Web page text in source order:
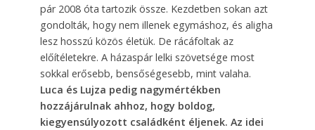
pár 2008 óta tartozik össze. Kezdetben sokan azt
gondolták, hogy nem illenek egymáshoz, és aligha
lesz hosszú közös életük. De rácáfoltak az
előítéletekre. A házaspár lelki szövetsége most
sokkal erősebb, bensőségesebb, mint valaha.
Luca és Lujza pedig nagymértékben
hozzájárulnak ahhoz, hogy boldog,
kiegyensúlyozott családként éljenek. Az idei